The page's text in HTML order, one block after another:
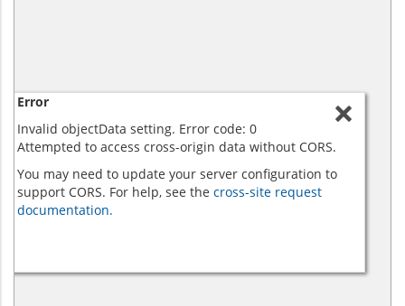
Error
Invalid objectData setting. Error code: 0
Attempted to access cross-origin data without CORS.
You may need to update your server configuration to
support CORS. For help, see the cross-site request
documentation.